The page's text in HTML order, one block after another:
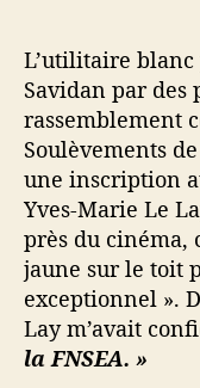
L’utilitaire
Savidan par des
rassemblement
Soulèvements
une inscription
Yves-Marie Le
près du cinéma,
jaune sur le toit
exceptionnel ».
Lay m’avait
la FNSEA. »